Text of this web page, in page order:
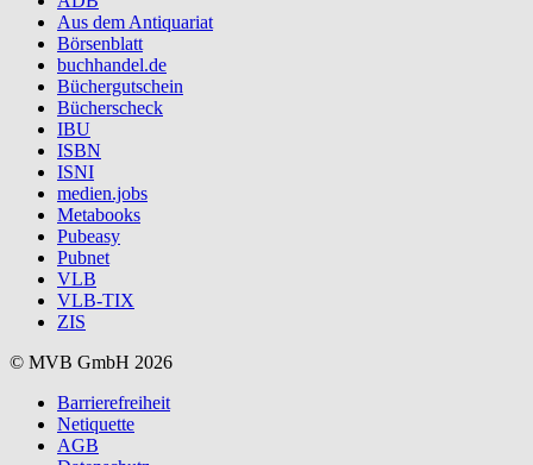
Aus dem Antiquariat
Börsenblatt
buchhandel.de
Büchergutschein
Bücherscheck
IBU
ISBN
ISNI
medien.jobs
Metabooks
Pubeasy
Pubnet
VLB
VLB-TIX
ZIS
© MVB GmbH 2026
Barrierefreiheit
Netiquette
AGB